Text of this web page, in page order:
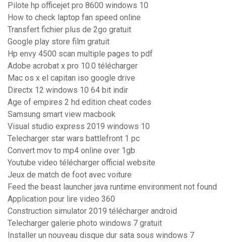
Pilote hp officejet pro 8600 windows 10
How to check laptop fan speed online
Transfert fichier plus de 2go gratuit
Google play store film gratuit
Hp envy 4500 scan multiple pages to pdf
Adobe acrobat x pro 10.0 télécharger
Mac os x el capitan iso google drive
Directx 12 windows 10 64 bit indir
Age of empires 2 hd edition cheat codes
Samsung smart view macbook
Visual studio express 2019 windows 10
Telecharger star wars battlefront 1 pc
Convert mov to mp4 online over 1gb
Youtube video télécharger official website
Jeux de match de foot avec voiture
Feed the beast launcher java runtime environment not found
Application pour lire video 360
Construction simulator 2019 télécharger android
Telecharger galerie photo windows 7 gratuit
Installer un nouveau disque dur sata sous windows 7